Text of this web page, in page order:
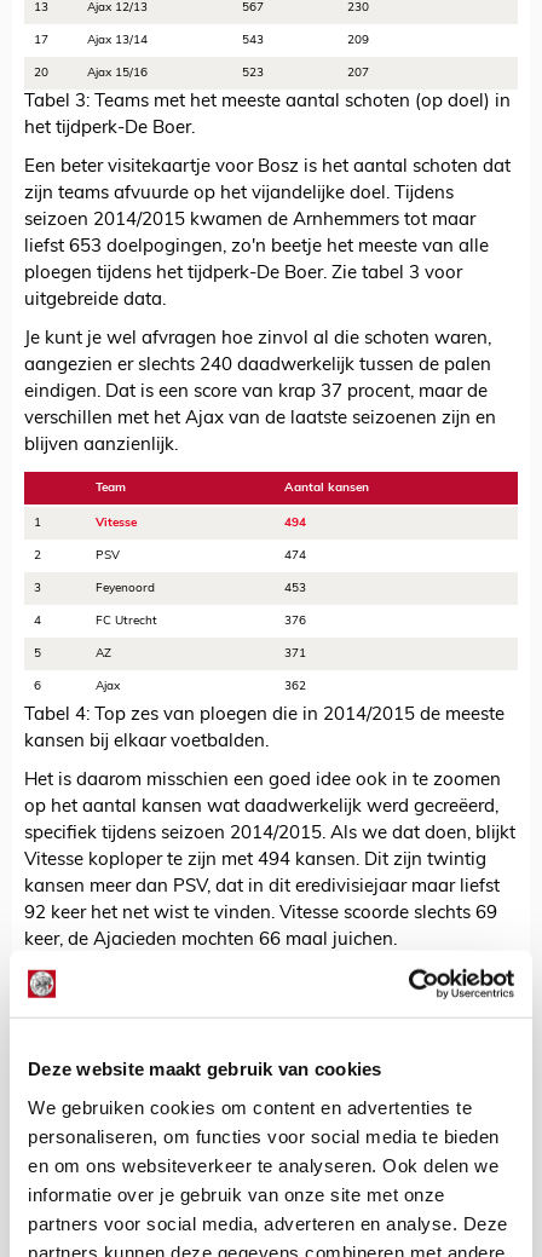
Deze website maakt gebruik van cookies
We gebruiken cookies om content en advertenties te
personaliseren, om functies voor social media te bieden
en om ons websiteverkeer te analyseren. Ook delen we
informatie over je gebruik van onze site met onze
partners voor social media, adverteren en analyse. Deze
partners kunnen deze gegevens combineren met andere
13 Ajax 12/13 567 230
17 Ajax 13/14 543 209
20 Ajax 15/16 523 207
Tabel 3: Teams met het meeste aantal schoten (op doel) in
het tijdperk-De Boer.
Een beter visitekaartje voor Bosz is het aantal schoten dat
zijn teams afvuurde op het vijandelijke doel. Tijdens
seizoen 2014/2015 kwamen de Arnhemmers tot maar
liefst 653 doelpogingen, zo'n beetje het meeste van alle
ploegen tijdens het tijdperk-De Boer. Zie tabel 3 voor
uitgebreide data.
Je kunt je wel afvragen hoe zinvol al die schoten waren,
aangezien er slechts 240 daadwerkelijk tussen de palen
eindigen. Dat is een score van krap 37 procent, maar de
verschillen met het Ajax van de laatste seizoenen zijn en
blijven aanzienlijk.
Team Aantal kansen
1 Vitesse 494
2 PSV 474
3 Feyenoord 453
4 FC Utrecht 376
5 AZ 371
6 Ajax 362
Tabel 4: Top zes van ploegen die in 2014/2015 de meeste
kansen bij elkaar voetbalden.
Het is daarom misschien een goed idee ook in te zoomen
op het aantal kansen wat daadwerkelijk werd gecreëerd,
specifiek tijdens seizoen 2014/2015. Als we dat doen, blijkt
Vitesse koploper te zijn met 494 kansen. Dit zijn twintig
kansen meer dan PSV, dat in dit eredivisiejaar maar liefst
92 keer het net wist te vinden. Vitesse scoorde slechts 69
keer, de Ajacieden mochten 66 maal juichen.
Ook met dwingend voetbal zit het onder Bosz wel goed.
zowel met Heracles als Vitesse het spel wist te domineren.
balbezit dan De Boers Ajax de laatste twee seizoenen.
1 Ajax 11/12 64,2%
2 Ajax 13/14 62,6%